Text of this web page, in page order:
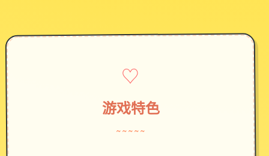
♡
游戏特色
~~~~~